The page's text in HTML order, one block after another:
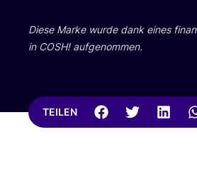
Die­se Mar­ke wur­de dank eines
in COSH! aufgenommen.
TEILEN